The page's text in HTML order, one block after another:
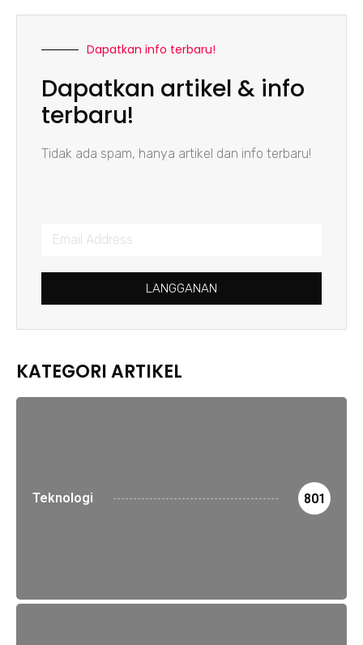
Dapatkan info terbaru!
Dapatkan artikel & info
terbaru!
Tidak ada spam, hanya artikel dan info terbaru!
LANGGANAN
KATEGORI ARTIKEL
Teknologi 801